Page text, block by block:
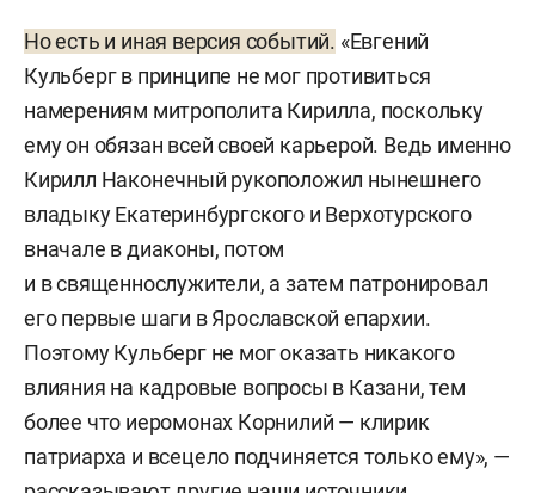
Но есть и иная версия событий. «Евгений
Кульберг в принципе не мог противиться
намерениям митрополита Кирилла, поскольку
ему он обязан всей своей карьерой. Ведь именно
Кирилл Наконечный рукоположил нынешнего
владыку Екатеринбургского и Верхотурского
вначале в диаконы, потом
и в священнослужители, а затем патронировал
его первые шаги в Ярославской епархии.
Поэтому Кульберг не мог оказать никакого
влияния на кадровые вопросы в Казани, тем
более что иеромонах Корнилий — клирик
патриарха и всецело подчиняется только ему», —